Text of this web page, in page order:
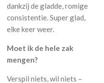
dankzij de gladde, romige
consistentie. Super glad,
elke keer weer.
Moet ik de hele zak
mengen?
Verspil niets, wil niets –